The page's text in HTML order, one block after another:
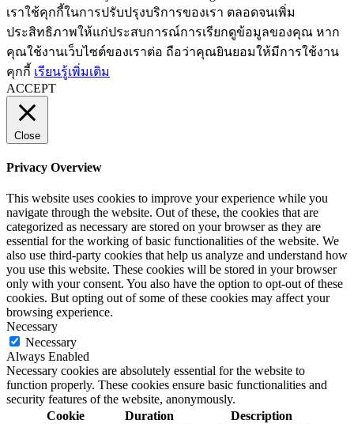
เราใช้คุกกี้ในการปรับปรุงบริการของเรา ตลอดจนเพิ่ม
ประสิทธิภาพให้แก่ประสบการณ์การเรียกดูข้อมูลของคุณ หาก
คุณใช้งานเว็บไซต์ของเราต่อ ถือว่าคุณยินยอมให้มีการใช้งาน
คุกกี้ เรียนรู้เพิ่มเติม
ACCEPT
Close
Privacy Overview
This website uses cookies to improve your experience while you
navigate through the website. Out of these, the cookies that are
categorized as necessary are stored on your browser as they are
essential for the working of basic functionalities of the website. We
also use third-party cookies that help us analyze and understand how
you use this website. These cookies will be stored in your browser
only with your consent. You also have the option to opt-out of these
cookies. But opting out of some of these cookies may affect your
browsing experience.
Necessary
Necessary
Always Enabled
Necessary cookies are absolutely essential for the website to
function properly. These cookies ensure basic functionalities and
security features of the website, anonymously.
Cookie
Duration Description